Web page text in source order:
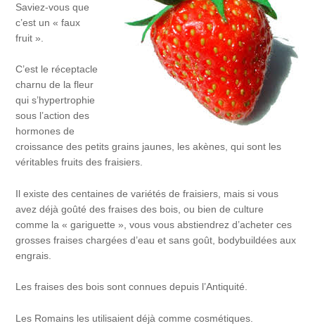
Saviez-vous que
c’est un « faux
fruit ».
C’est le réceptacle
charnu de la fleur
qui s’hypertrophie
sous l’action des
hormones de
croissance des petits grains jaunes, les akènes, qui sont les
véritables fruits des fraisiers.
Il existe des centaines de variétés de fraisiers, mais si vous
avez déjà goûté des fraises des bois, ou bien de culture
comme la « gariguette », vous vous abstiendrez d’acheter ces
grosses fraises chargées d’eau et sans goût, bodybuildées aux
engrais.
Les fraises des bois sont connues depuis l’Antiquité.
Les Romains les utilisaient déjà comme cosmétiques.